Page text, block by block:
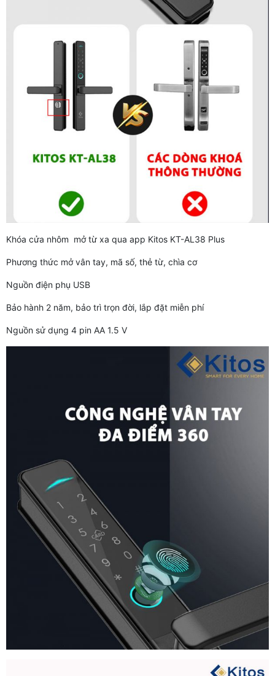
Khóa cửa nhôm mở từ xa qua app Kitos KT-AL38 Plus
Phương thức mở vân tay, mã số, thẻ từ, chìa cơ
Nguồn điện phụ USB
Bảo hành 2 năm, bảo trì trọn đời, lắp đặt miễn phí
Nguồn sử dụng 4 pin AA 1.5 V